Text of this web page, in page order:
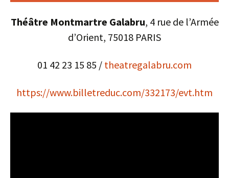
Théâtre Montmartre Galabru, 4 rue de l’Armée
d’Orient, 75018 PARIS
01 42 23 15 85 / theatregalabru.com
https://www.billetreduc.com/332173/evt.htm